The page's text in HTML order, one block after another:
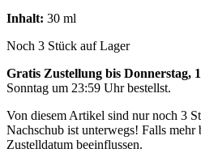
Inhalt: 30 ml
Noch 3 Stück auf Lager
Gratis Zustellung bis Donnerstag,
Sonntag um 23:59 Uhrbestellst.
Von diesem Artikel sind nur noch 3
Nachschub ist unterwegs! Falls mehr
Zustelldatum beeinflussen.